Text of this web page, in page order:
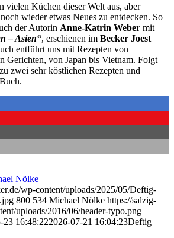
vielen Küchen dieser Welt aus, aber
wieder etwas Neues zu entdecken. So
der Autorin Anne-Katrin Weber mit
– Asien“, erschienen im Becker Joest
entführt uns mit Rezepten von
Gerichten, von Japan bis Vietnam. Folgt
zwei sehr köstlichen Rezepten und
Nölke
wp-content/uploads/2025/05/Deftig-
800 534 Michael Nölke https://salzig-
uploads/2016/06/header-typo.png
23 16:48:222026-07-21 16:04:23Deftig